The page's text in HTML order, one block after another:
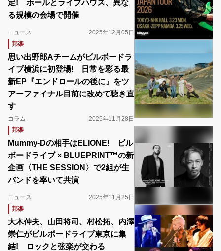
定! ホールとライブハウス、異な
る規模の会場で開催
ニュース
2025年12月05日
邦楽
思い出野郎Aチームがビルボードラ
イブ横浜に初登場! 日常を彩る最
新EP『エンドロールの後に』をツ
アーファイナル目前に改めて聴き直
す
コラム
2025年11月28日
邦楽
Mummy-Dの相手はELIONE! ビル
ボードライブ × BLUEPRINT™の新
企画〈THE SESSION〉で2組が生
バンドを率いて共演
ニュース
2025年11月25日
邦楽
大木伸夫、山田将司、村松拓、内澤
崇仁がビルボードライブ東京に集
結! ロックと弦楽が交わる